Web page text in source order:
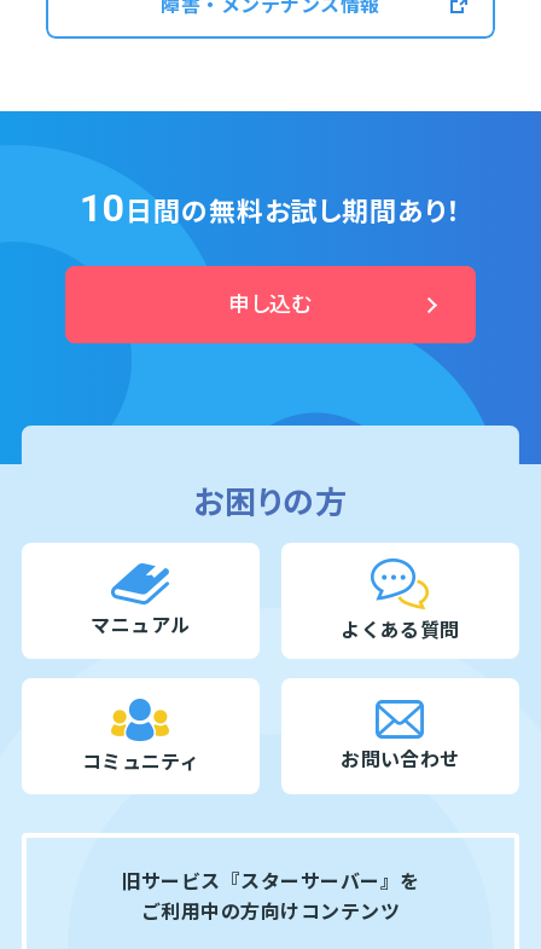
障害・メンテナンス情報
10 日間の無料お試し期間あり！
申し込む
お困りの方
マニュアル よくある質問
コミュニティ お問い合わせ
旧サービス『スターサーバー』を
ご利用中の方向けコンテンツ